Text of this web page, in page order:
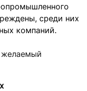
среди них
компаний.
желаемый